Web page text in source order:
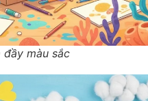
đầy màu sắc